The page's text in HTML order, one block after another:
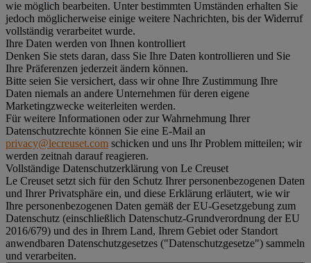
wie möglich bearbeiten. Unter bestimmten Umständen erhalten Sie
jedoch möglicherweise einige weitere Nachrichten, bis der Widerruf
vollständig verarbeitet wurde.
Ihre Daten werden von Ihnen kontrolliert
Denken Sie stets daran, dass Sie Ihre Daten kontrollieren und Sie
Ihre Präferenzen jederzeit ändern können.
Bitte seien Sie versichert, dass wir ohne Ihre Zustimmung Ihre
Daten niemals an andere Unternehmen für deren eigene
Marketingzwecke weiterleiten werden.
Für weitere Informationen oder zur Wahrnehmung Ihrer
Datenschutzrechte können Sie eine E-Mail an
privacy@lecreuset.com schicken und uns Ihr Problem mitteilen; wir
werden zeitnah darauf reagieren.
Vollständige Datenschutzerklärung von Le Creuset
Le Creuset setzt sich für den Schutz Ihrer personenbezogenen Daten
und Ihrer Privatsphäre ein, und diese Erklärung erläutert, wie wir
Ihre personenbezogenen Daten gemäß der EU-Gesetzgebung zum
Datenschutz (einschließlich Datenschutz-Grundverordnung der EU
2016/679) und des in Ihrem Land, Ihrem Gebiet oder Standort
anwendbaren Datenschutzgesetzes ("Datenschutzgesetze") sammeln
und verarbeiten.